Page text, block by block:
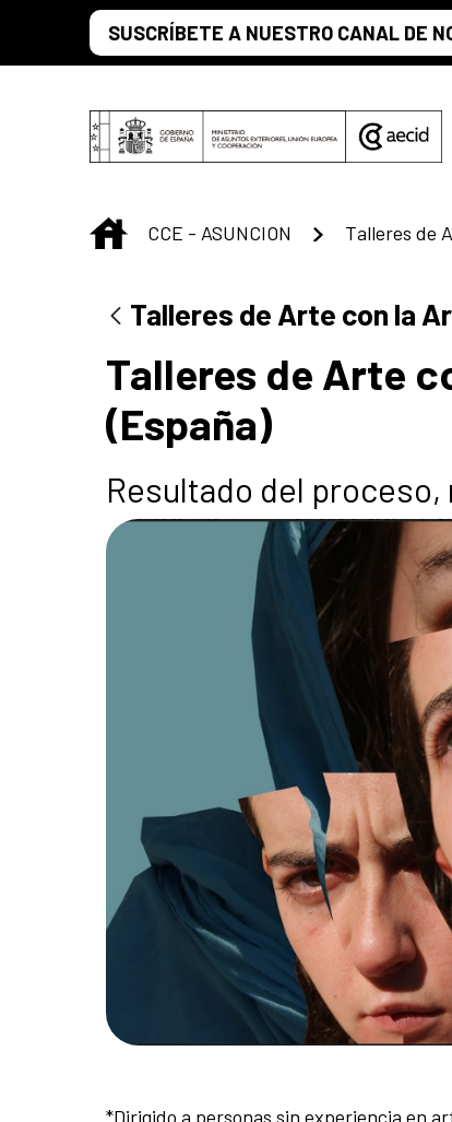
Saltar al contenido principal
SUSCRÍBETE A NUESTRO CANAL DE
INICIO
CCE - ASUNCION
Talleres de Arte con la
Talleres de Arte
(España)
Resultado del
*Dirigido a personas sin experiencia en